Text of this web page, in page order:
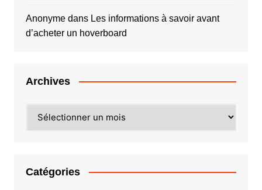
Anonymedans Les informations à savoir avant
d’acheter un hoverboard
Archives
Catégories